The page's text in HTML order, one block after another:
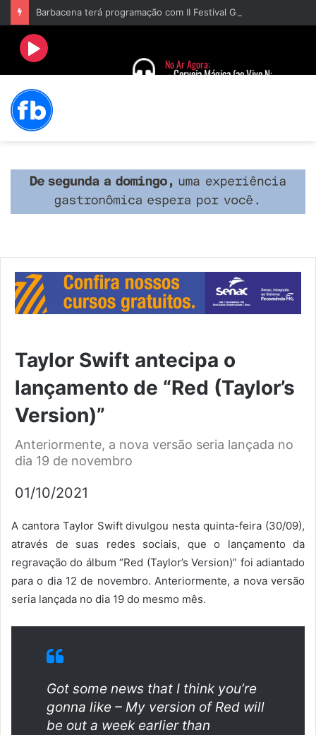
Taylor Swift antecipa o
lançamento de “Red (Taylor’s
Version)”
Anteriormente, a nova versão seria lançada no
dia 19 de novembro
01/10/2021
A cantora Taylor Swift divulgou nesta quinta-feira (30/09),
através de suas redes sociais, que o lançamento da
regravação do álbum “Red (Taylor’s Version)” foi adiantado
para o dia 12 de novembro. Anteriormente, a nova versão
seria lançada no dia 19 do mesmo mês.
Got some news that I think you’re
gonna like – My version of Red will
be out a week earlier than